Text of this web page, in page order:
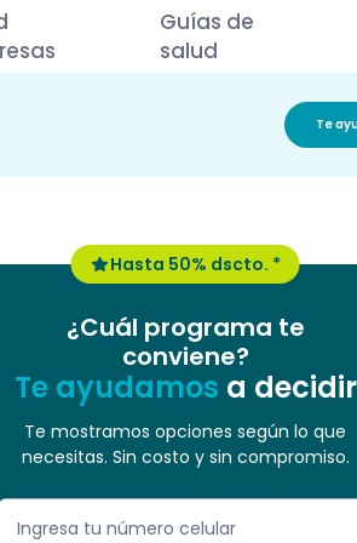
Guías de
salud
Te
Hasta 50% dscto. *
¿Cuál programa te
conviene?
Te ayudamos a decidir
Te mostramos opciones según lo que
necesitas. Sin costo y sin compromiso.